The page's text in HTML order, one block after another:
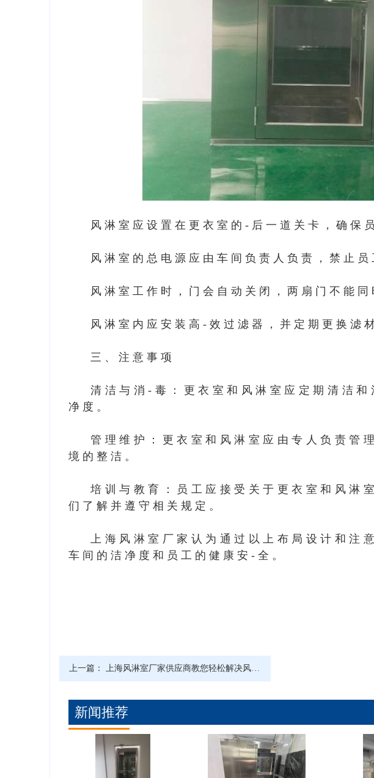
风淋室应设置在更衣室的-后一道关卡，确保
风淋室的总电源应由车间负责人负责，禁止员
风淋室工作时，门会自动关闭，两扇门不能同
风淋室内应安装高-效过滤器，并定期更换滤
三、注意事项
清洁与消-毒：更衣室和风淋室应定期清洁
净度。
管理维护：更衣室和风淋室应由专人负责管
境的整洁。
培训与教育：员工应接受关于更衣室和风淋
们了解并遵守相关规定。
上海风淋室厂家 认为通过以上布局设计和注
车间的洁净度和员工的健康安-全。
上一篇： 上海风淋室厂家供应商教您轻松解决风淋室通电不吹风
新闻推荐